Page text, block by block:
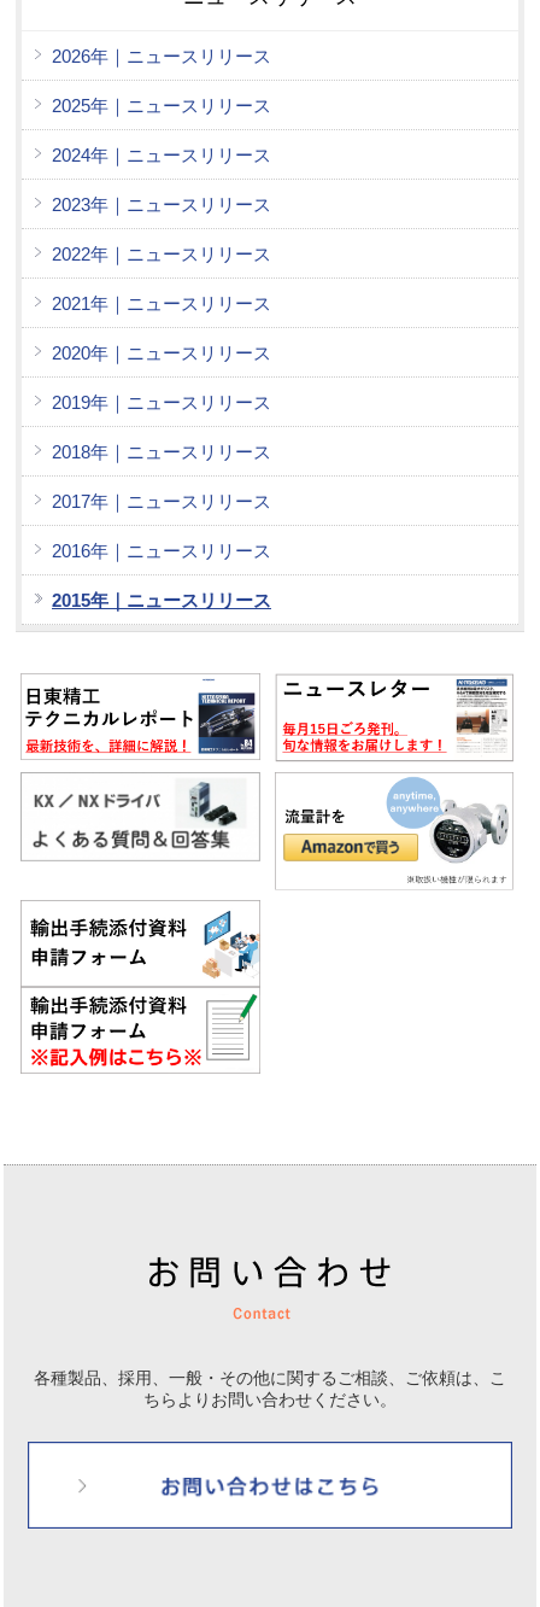
2026年｜ニュースリリース
2025年｜ニュースリリース
2024年｜ニュースリリース
2023年｜ニュースリリース
2022年｜ニュースリリース
2021年｜ニュースリリース
2020年｜ニュースリリース
2019年｜ニュースリリース
2018年｜ニュースリリース
2017年｜ニュースリリース
2016年｜ニュースリリース
2015年｜ニュースリリース
各種製品、採用、一般・その他に関するご相談、ご依頼は、
こ
ちらよりお問い合わせください。